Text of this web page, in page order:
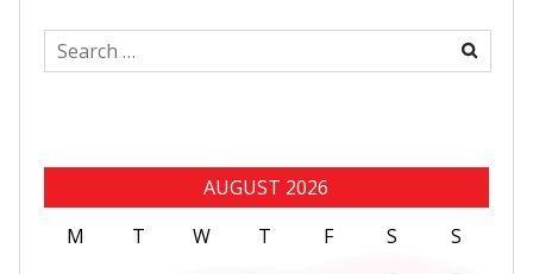
Search
for:
AUGUST 2026
M
T W T F S
S